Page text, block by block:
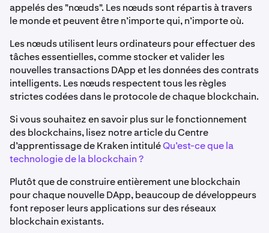
appelés des "nœuds". Les nœuds sont répartis à travers
le monde et peuvent être n’importe qui, n’importe où.
Les nœuds utilisent leurs ordinateurs pour effectuer des
tâches essentielles, comme stocker et valider les
nouvelles transactions DApp et les données des contrats
intelligents. Les nœuds respectent tous les règles
strictes codées dans le protocole de chaque blockchain.
Si vous souhaitez en savoir plus sur le fonctionnement
des blockchains, lisez notre article du Centre
d’apprentissage de Kraken intituléQu’est-ce que la
technologie de la blockchain ?
Plutôt que de construire entièrement une blockchain
pour chaque nouvelle DApp, beaucoup de développeurs
font reposer leurs applications sur des réseaux
blockchain existants.